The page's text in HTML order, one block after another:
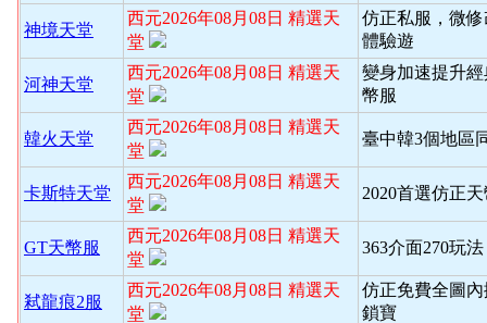
神境天堂
西元2026年08月08日 精選天
堂
仿正私服，微
體驗遊
河神天堂
西元2026年08月08日 精選天
堂
變身加速提升
幣服
韓火天堂
西元2026年08月08日 精選天
堂
臺中韓3個地區
卡斯特天堂
西元2026年08月08日 精選天
堂
2020首選仿正
GT天幣服
西元2026年08月08日 精選天
堂
363介面270玩
弒龍痕2服
西元2026年08月08日 精選天
堂
仿正免費全圖
鎖寶